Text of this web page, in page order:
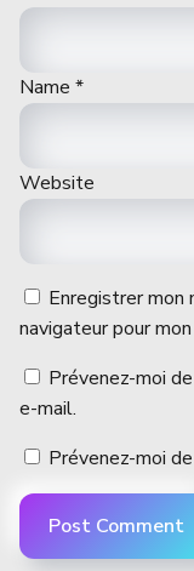
Name *
Website
Enregistrer mon
navigateur pour
Prévenez-moi
e-mail.
Prévenez-moi